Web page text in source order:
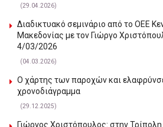
(29.04.2026)
Διαδικτυακό σεμινάριο από το ΟΕΕ
Μακεδονίας με τον Γιώργο
4/03/2026
(04.03.2026)
Ο χάρτης των παροχών και
χρονοδιάγραμμα
(29.12.2025)
Γιώργος Χριστόπουλος: στην